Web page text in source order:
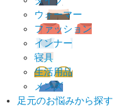
ウォーマー
ファッション
インナー
寝具
生活用品
メンズ
足元のお悩みから探す